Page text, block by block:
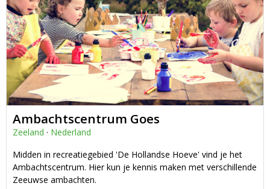
Ambachtscentrum Goes
Zeeland · Nederland
Midden in recreatiegebied 'De Hollandse Hoeve' vind je het
Ambachtscentrum. Hier kun je kennis maken met verschillende
Zeeuwse ambachten.